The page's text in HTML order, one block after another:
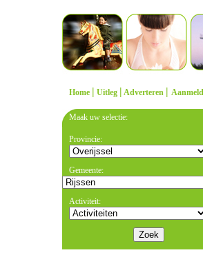
Home | Uitleg | Adverteren |
Maak uw selectie:
Provincie:
Gemeente:
Activiteit: